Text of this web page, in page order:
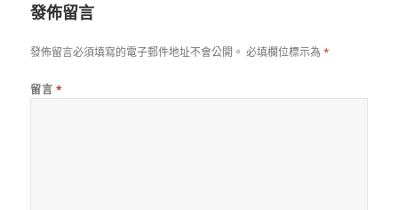
發佈留言
發佈留言必須填寫的電子郵件地址不會公開。 必填欄位標示為*
留言 *